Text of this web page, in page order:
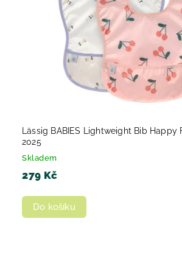
Lässig BABIES Lightweight Bib Happy
2025
Skladem
279 Kč
Do košíku